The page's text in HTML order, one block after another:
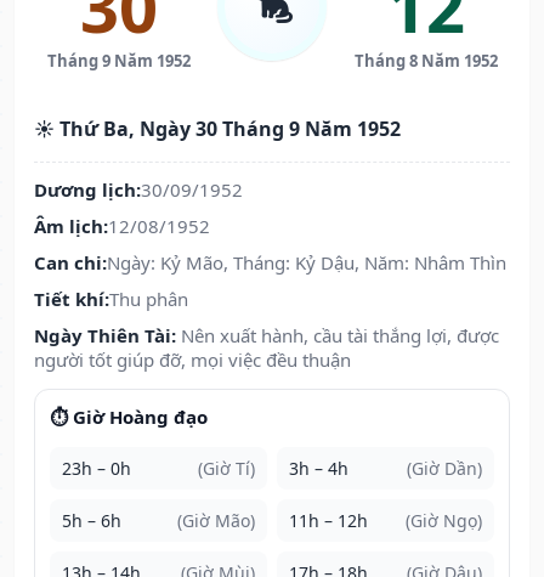
Tháng 9 Năm 1952 Tháng 8 Năm 1952
☀️ Thứ Ba, Ngày 30 Tháng 9 Năm 1952
Dương lịch:30/09/1952
Âm lịch:12/08/1952
Can chi:Ngày: Kỷ Mão, Tháng: Kỷ Dậu, Năm: Nhâm Thìn
Tiết khí:Thu phân
Ngày Thiên Tài: Nên xuất hành, cầu tài thắng lợi, được
người tốt giúp đỡ, mọi việc đều thuận
⏱️ Giờ Hoàng đạo
23h – 0h (Giờ Tí) 3h – 4h (Giờ Dần)
5h – 6h (Giờ Mão) 11h – 12h (Giờ Ngọ)